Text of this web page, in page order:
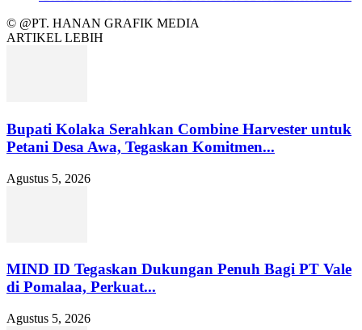
© @PT. HANAN GRAFIK MEDIA
ARTIKEL LEBIH
Bupati Kolaka Serahkan Combine Harvester untuk
Petani Desa Awa, Tegaskan Komitmen...
Agustus 5, 2026
MIND ID Tegaskan Dukungan Penuh Bagi PT Vale
di Pomalaa, Perkuat...
Agustus 5, 2026